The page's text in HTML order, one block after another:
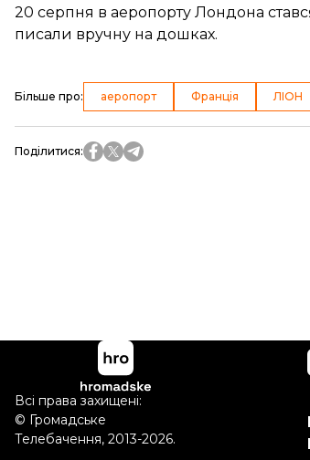
20 серпня в аеропорту Лондона
писали вручну на дошках.
Більше про: аеропорт Франція ЛІОН
Поділитися:
Всі права захищені:
© Громадське
Телебачення, 2013-2026.